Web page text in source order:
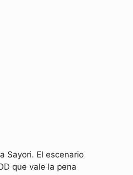
Sayori. El escenario
que vale la pena